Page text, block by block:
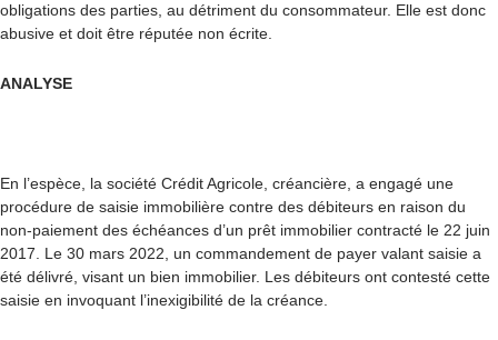
obligations des parties, au détriment du consommateur. Elle est donc
abusive et doit être réputée non écrite.
ANALYSE
En l’espèce, la société Crédit Agricole, créancière, a engagé une
procédure de saisie immobilière contre des débiteurs en raison du
non-paiement des échéances d’un prêt immobilier contracté le 22 juin
2017. Le 30 mars 2022, un commandement de payer valant saisie a
été délivré, visant un bien immobilier. Les débiteurs ont contesté cette
saisie en invoquant l’inexigibilité de la créance.